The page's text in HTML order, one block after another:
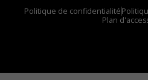
Politique de confidentialité
Plan